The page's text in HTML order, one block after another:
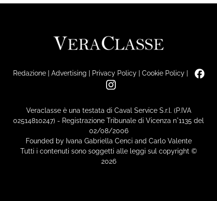
Redazione| Advertising | Privacy Policy| Cookie Policy|
Veraclasse è una testata di Caval Service S.r.l. (P.IVA
02514810247) - Registrazione Tribunale di Vicenza n°1135 del
02/08/2006
Founded by Ivana Gabriella Cenci and Carlo Valente
Tutti i contenuti sono soggetti alle leggi sul copyright ©
2026